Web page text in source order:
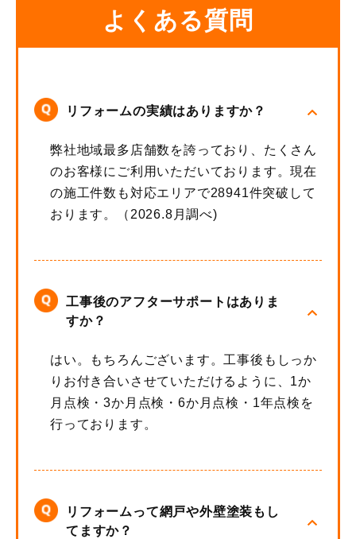
よくある質問
リフォームの実績はありますか？
弊社地域最多店舗数を誇っており、たくさん
のお客様にご利用いただいております。現在
の施工件数も対応エリアで28941件突破して
おります。（2026.8月調べ)
工事後のアフターサポートはありま
すか？
はい。もちろんございます。工事後もしっか
りお付き合いさせていただけるように、1か
月点検・3か月点検・6か月点検・1年点検を
行っております。
リフォームって網戸や外壁塗装もし
てますか？